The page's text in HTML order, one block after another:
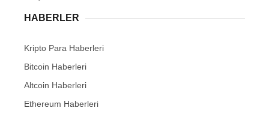
HABERLER
Kripto Para Haberleri
Bitcoin Haberleri
Altcoin Haberleri
Ethereum Haberleri